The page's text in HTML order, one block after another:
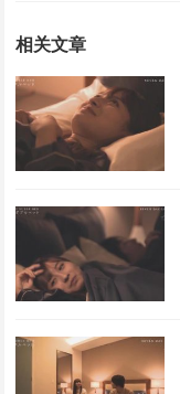
相关文章